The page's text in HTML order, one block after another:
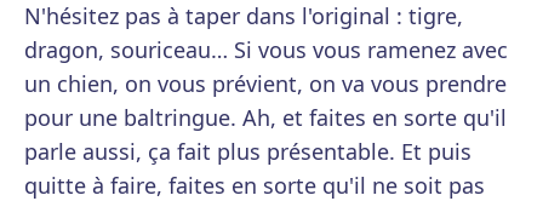
N'hésitez pas à taper dans l'original : tigre,
dragon, souriceau… Si vous vous ramenez avec
un chien, on vous prévient, on va vous prendre
pour une baltringue. Ah, et faites en sorte qu'il
parle aussi, ça fait plus présentable. Et puis
quitte à faire, faites en sorte qu'il ne soit pas